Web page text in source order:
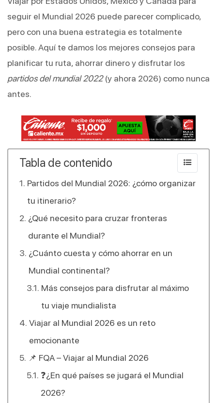
seguir el Mundial 2026 puede parecer complicado,
pero con una buena estrategia es totalmente
posible. Aquí te damos los mejores consejos para
planificar tu ruta, ahorrar dinero y disfrutar los
partidos del mundial 2022(y ahora 2026) como nunca
antes.
Tabla de contenido
Partidos del Mundial 2026: ¿cómo organizar
tu itinerario?
¿Qué necesito para cruzar fronteras
durante el Mundial?
¿Cuánto cuesta y cómo ahorrar en un
Mundial continental?
Más consejos para disfrutar al máximo
tu viaje mundialista
Viajar al Mundial 2026 es un reto
emocionante
📌 FQA – Viajar al Mundial 2026
❓¿En qué países se jugará el Mundial
2026?